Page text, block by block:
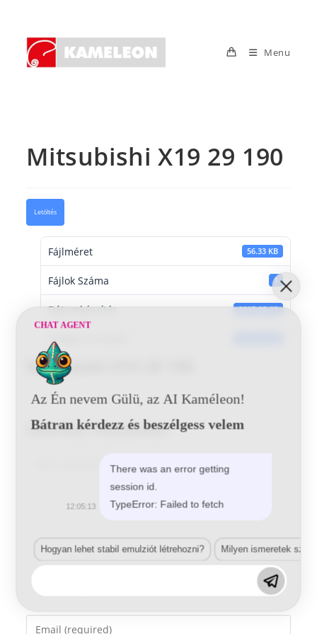
content
Menu
Mitsubishi X19 29 190
Letöltés
Fájlméret 56.33 KB
Fájlok Száma 1
Dátumkészítés 2017-05-25
Utoljára frissített
Mitsubishi X19 29 190
Vélemény, hozzászólás?
your
name
Enter
CHAT AGENT
Az Én nevem Gülü, az AI Kaméleon!
Bátran kérdezz és beszélgess velem
There was an error getting
session id.
TypeError: Failed to fetch
12:05:13
Hogyan lehet stabil emulziót létrehozni? Milyen ismeretek